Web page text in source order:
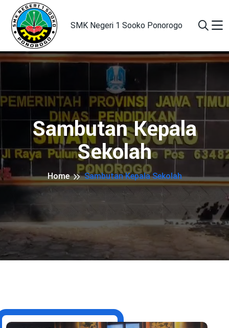
SMK Negeri 1 Sooko Ponorogo
Sambutan Kepala
Sekolah
Home Sambutan Kepala Sekolah